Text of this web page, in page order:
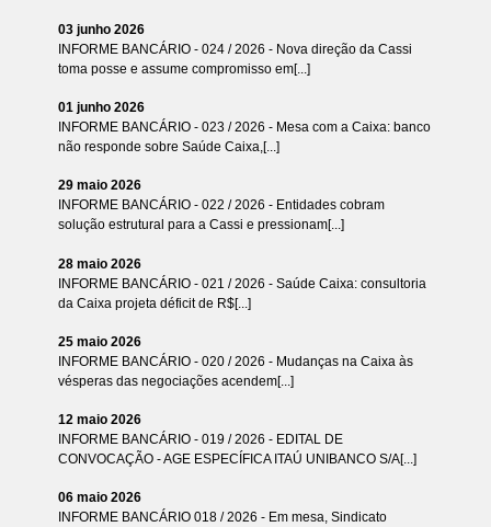
03 junho 2026
INFORME BANCÁRIO - 024 / 2026 - Nova direção da Cassi
toma posse e assume compromisso em[...]
01 junho 2026
INFORME BANCÁRIO - 023 / 2026 - Mesa com a Caixa: banco
não responde sobre Saúde Caixa,[...]
29 maio 2026
INFORME BANCÁRIO - 022 / 2026 - Entidades cobram
solução estrutural para a Cassi e pressionam[...]
28 maio 2026
INFORME BANCÁRIO - 021 / 2026 - Saúde Caixa: consultoria
da Caixa projeta déficit de R$[...]
25 maio 2026
INFORME BANCÁRIO - 020 / 2026 - Mudanças na Caixa às
vésperas das negociações acendem[...]
12 maio 2026
INFORME BANCÁRIO - 019 / 2026 - EDITAL DE
CONVOCAÇÃO - AGE ESPECÍFICA ITAÚ UNIBANCO S/A[...]
06 maio 2026
INFORME BANCÁRIO 018 / 2026 - Em mesa, Sindicato